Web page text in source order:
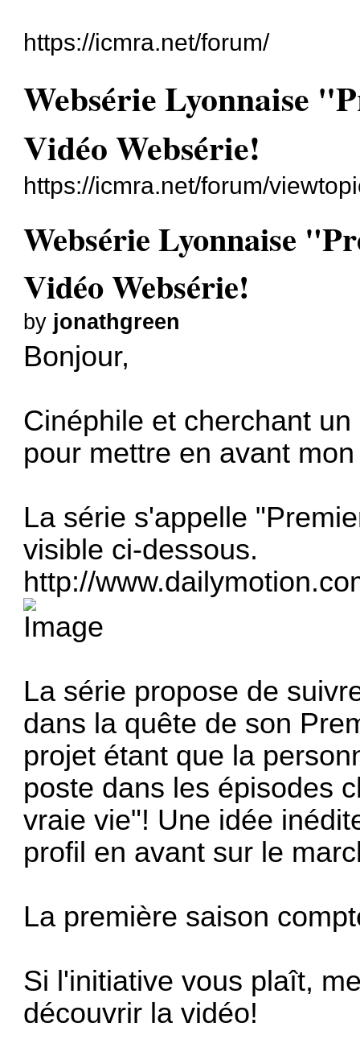
https://icmra.net/forum/
Websérie Lyonnaise
Vidéo Websérie!
https://icmra.net/forum/
Websérie Lyonnaise
Vidéo Websérie!
by jonathgreen
Bonjour,
Cinéphile et cherchant
pour mettre en avant
La série s'appelle
visible ci-dessous.
http://
La série propose de
dans la quête de son
projet étant que la
poste dans les épisodes
vraie vie"! Une idée
profil en avant sur le
La première saison
Si l'initiative vous plaît,
découvrir la vidéo!